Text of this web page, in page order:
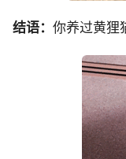
结语： 你养过黄狸